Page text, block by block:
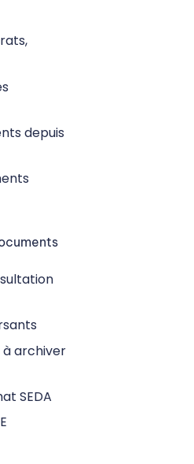
depuis
archiver
SEDA